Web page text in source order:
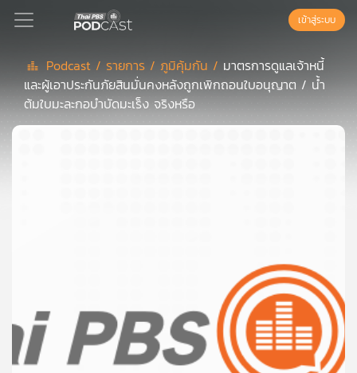
Podcast
สต์
ของ
คุณ
เข้าสู่ระบบ
Podcast / รายการ /ภูมิคุ้มกัน / มาตรการดูแลเจ้าหนี้
และผู้เอาประกันภัยสินมั่นคงหลังถูกเพิกถอนใบอนุญาต / น้ำ
ต้มใบมะละกอบำบัดมะเร็ง จริงหรือ